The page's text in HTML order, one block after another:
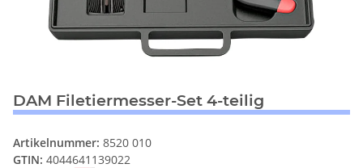
DAM Filetiermesser-Set 4-teilig
Artikelnummer: 8520 010
GTIN: 4044641139022